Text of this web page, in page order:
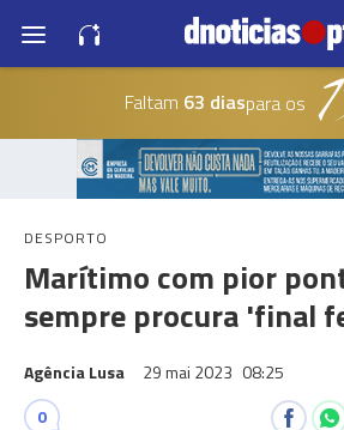
Faltam 63 diaspara os
DESPORTO
Marítimo com pior
sempre procura 'final
Agência Lusa 29 mai 2023 08:25
0